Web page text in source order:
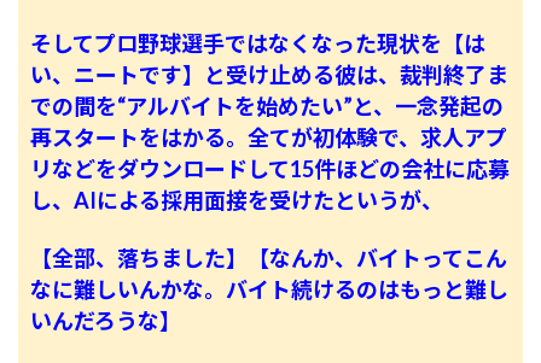
そしてプロ野球選手ではなくなった現状を【は
い、ニートです】と受け止める彼は、裁判終了ま
での間を“アルバイトを始めたい”と、一念発起の
再スタートをはかる。全てが初体験で、求人アプ
リなどをダウンロードして15件ほどの会社に応募
し、AIによる採用面接を受けたというが、
【全部、落ちました】【なんか、バイトってこん
なに難しいんかな。バイト続けるのはもっと難し
いんだろうな】